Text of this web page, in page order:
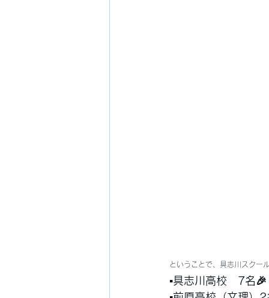
ということで、具志川スクー
▪️具志川高校　7名🎉